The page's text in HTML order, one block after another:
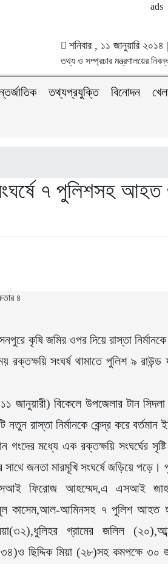
শনিবার , ১১ জানুয়ারি
তথ্য ও সম্প্রচার মন্ত্রণালয়ের
তথ্যপ্রযুক্তি বিনোদন
৭ পুলিশসহ
কৃষি জমির ওপর দিয়ে রাস্তা
সংঘর্ষ থামাতে পুলিশ ৯ রাউন্ড
জানুয়ারী) বিকেলে উপজেলার টান
নতুন রাস্তা নির্মানকে কেন্দ্র করে
মধ্যে এক রক্তক্ষয়ি সংঘর্ঘের
সাথে জনতা মারমূখি সংঘর্ষে জড়িয়ে
ফিরোজ আহম্মেদ,এ এসআই
কাসেম,আল-আমিনসহ ৭ পুলিশ
গ্রামের জলিল
ছিদ্দিক মিয়া (২৮)সহ কমপক্ষে ৩০